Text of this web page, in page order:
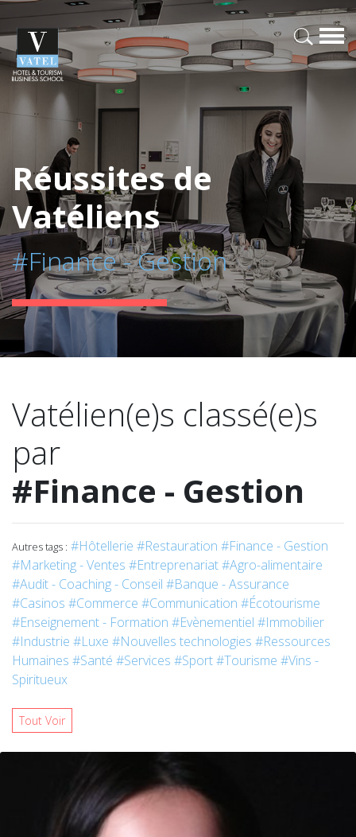
Réussites de
Vatéliens
#Finance - Gestion
Vatélien(e)s classé(e)s
par
#Finance - Gestion
Autres tags : #Hôtellerie #Restauration #Finance - Gestion
#Marketing - Ventes #Entreprenariat#Agro-alimentaire
#Audit - Coaching - Conseil #Banque - Assurance
#Casinos #Commerce #Communication #Écotourisme
#Enseignement - Formation #Evènementiel #Immobilier
#Industrie #Luxe #Nouvelles technologies #Ressources
Humaines #Santé #Services #Sport#Tourisme #Vins -
Spiritueux
Tout Voir